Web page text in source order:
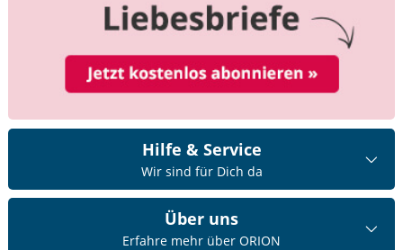
Hilfe & Service
Wir sind für Dich da
Über uns
Erfahre mehr über ORION